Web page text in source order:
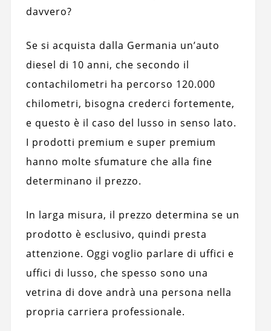
davvero?
Se si acquista dalla Germania un’auto
diesel di 10 anni, che secondo il
contachilometri ha percorso 120.000
chilometri, bisogna crederci fortemente,
e questo è il caso del lusso in senso lato.
I prodotti premium e super premium
hanno molte sfumature che alla fine
determinano il prezzo.
In larga misura, il prezzo determina se un
prodotto è esclusivo, quindi presta
attenzione. Oggi voglio parlare di uffici e
uffici di lusso, che spesso sono una
vetrina di dove andrà una persona nella
propria carriera professionale.